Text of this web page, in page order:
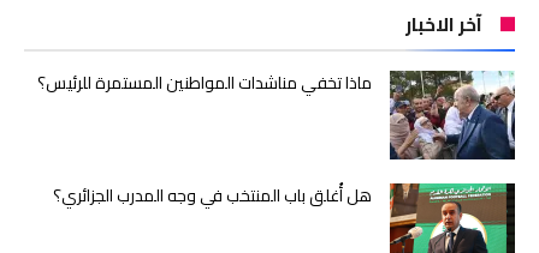
آخر الاخبار
ماذا تخفي مناشدات المواطنين المستمرة للرئيس؟
هل أُغلق باب المنتخب في وجه المدرب الجزائري؟